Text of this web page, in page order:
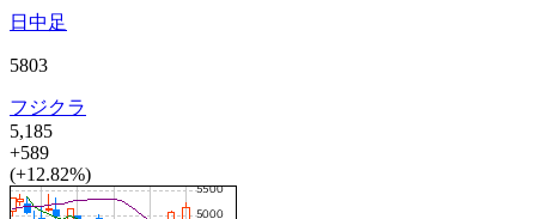
日中足
5803
フジクラ
5,185
+589
(+12.82%)